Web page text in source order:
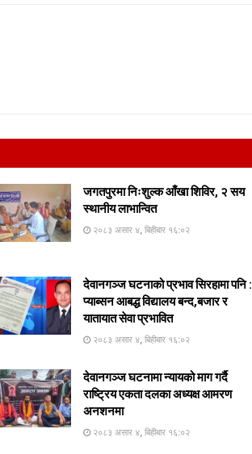
जगतपुरमा निःशुल्क आँखा शिविर, २ सय
स्थानीय लाभान्वित
२०८३ असार ४, बिहीबार १६:०२
देवानगञ्ज घटनाको प्रभाव सिरहामा पनि :
प्याब्सन आबद्ध विद्यालय बन्द,बजार र
यातायात सेवा प्रभावित
२०८३ असार ४, बिहीबार १६:०२
देवानगञ्ज घटनामा न्यायको माग गर्दै
राष्ट्रिय एकता दलका अध्यक्ष आमरण
अनशनमा
२०८३ असार ४, बिहीबार १६:०२